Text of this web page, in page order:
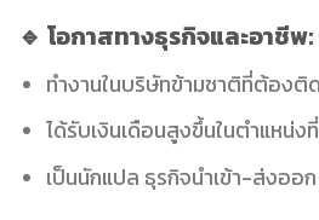
🔹 โอกาสทางธุรกิจและอาชีพ:
ทำงานในบริษัทข้ามชาติที่ต้อง
ได้รับเงินเดือนสูงขึ้นในตำแหน่ง
เป็นนักแปล ธุรกิจนำเข้า-ส่งออ